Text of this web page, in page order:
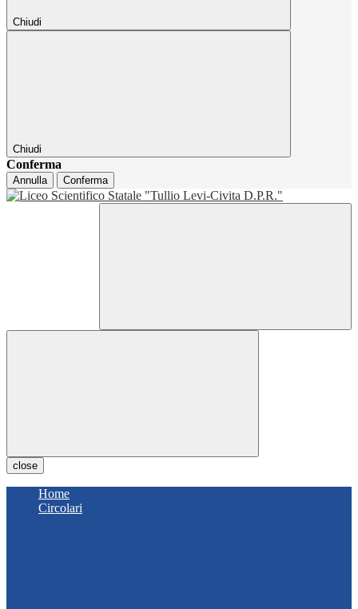
Chiudi
Chiudi
Conferma
Annulla Conferma
close
Home
Circolari